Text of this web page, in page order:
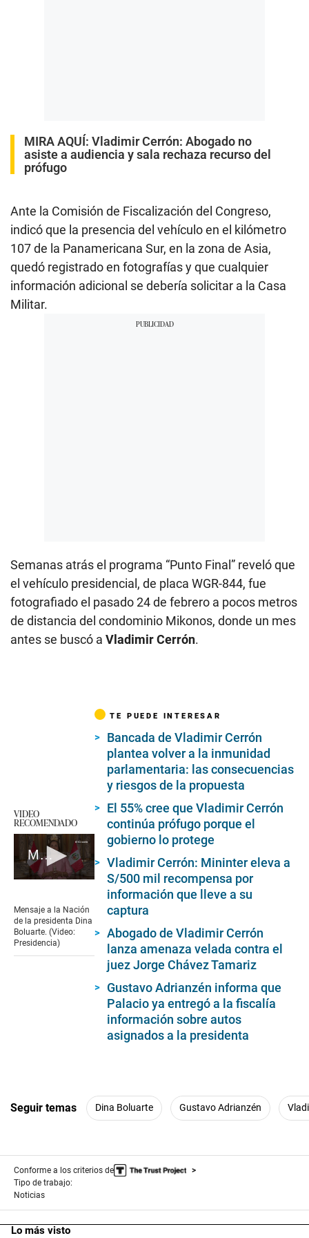
MIRA AQUÍ: Vladimir Cerrón: Abogado no
asiste a audiencia y sala rechaza recurso del
prófugo
Ante la Comisión de Fiscalización del Congreso,
indicó que la presencia del vehículo en el kilómetro
107 de la Panamericana Sur, en la zona de Asia,
quedó registrado en fotografías y que cualquier
información adicional se debería solicitar a la Casa
Militar.
Semanas atrás el programa “Punto Final” reveló que
el vehículo presidencial, de placa WGR-844, fue
fotografiado el pasado 24 de febrero a pocos metros
de distancia del condominio Mikonos, donde un mes
antes se buscó a Vladimir Cerrón.
VIDEO
RECOMENDADO
Mensaje a la Nación de la presidenta Dina Boluarte
of
4
minutes,
16
Mensaje a la Nación
de la presidenta Dina
Boluarte. (Video:
Presidencia)
TE PUEDE INTERESAR
Bancada de Vladimir Cerrón
plantea volver a la inmunidad
parlamentaria: las consecuencias
y riesgos de la propuesta
El 55% cree que Vladimir Cerrón
continúa prófugo porque el
gobierno lo protege
Vladimir Cerrón: Mininter eleva a
S/500 mil recompensa por
información que lleve a su
captura
Abogado de Vladimir Cerrón
lanza amenaza velada contra el
juez Jorge Chávez Tamariz
Gustavo Adrianzén informa que
Palacio ya entregó a la fiscalía
información sobre autos
asignados a la presidenta
Seguir temas Dina Boluarte Gustavo Adrianzén
Conforme a los criterios de
Tipo de trabajo:
Noticias
Lo más visto